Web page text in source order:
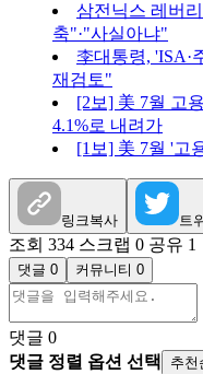
삼전닉스 레버
축"·"사실아냐"
李대통령, 'ISA·
재검토"
[2보] 美 7월 고
4.1%로 내려가
[1보] 美 7월 '고
링크복사 트
조회 334 스크랩 0 공유 1
댓글 0 커뮤니티 0
댓글 0
댓글 정렬 옵션 선택
추천